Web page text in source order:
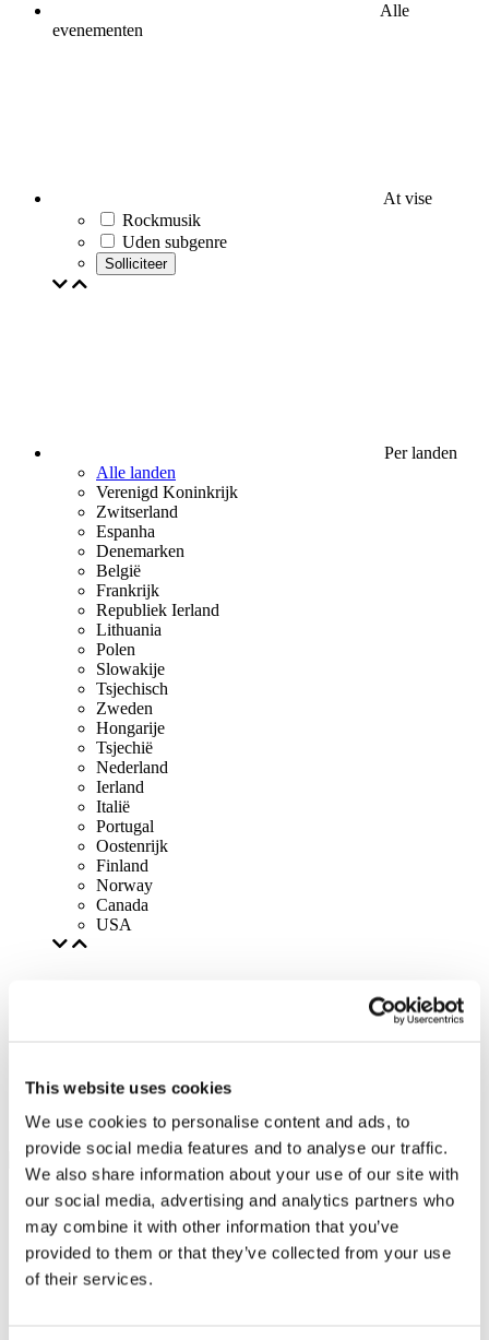
This website uses cookies
We use cookies to personalise content and ads, to
provide social media features and to analyse our traffic.
We also share information about your use of our site with
our social media, advertising and analytics partners who
may combine it with other information that you’ve
provided to them or that they’ve collected from your use
of their services.
Alle
evenementen
At vise
Rockmusik
Uden subgenre
Solliciteer
Per landen
Alle landen
Verenigd Koninkrijk
Zwitserland
Espanha
Denemarken
België
Frankrijk
Republiek Ierland
Lithuania
Polen
Slowakije
Tsjechisch
Zweden
Hongarije
Tsjechië
Nederland
Ierland
Italië
Portugal
Oostenrijk
Finland
Norway
Canada
USA